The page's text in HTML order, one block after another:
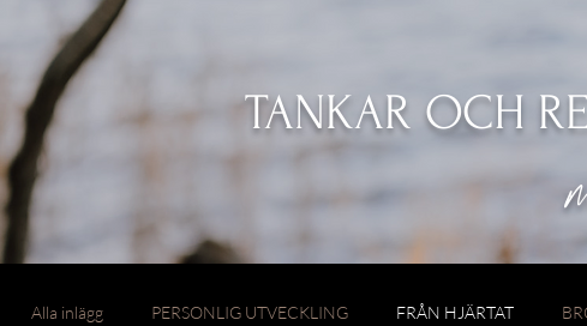
TANKAR OCH
Alla inlägg PERSONLIG UTVECKLING FRÅN HJÄRTAT